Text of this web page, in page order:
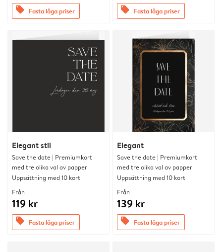
offers Fasta låga priser offers Fasta låga priser
Elegant stil
Save the date | Premiumkort
med tre olika val av papper
Uppsättning med 10 kort
Från
119 kr
offers Fasta låga priser
Elegant
Save the date | Premiumkort
med tre olika val av papper
Uppsättning med 10 kort
Från
139 kr
offers Fasta låga priser